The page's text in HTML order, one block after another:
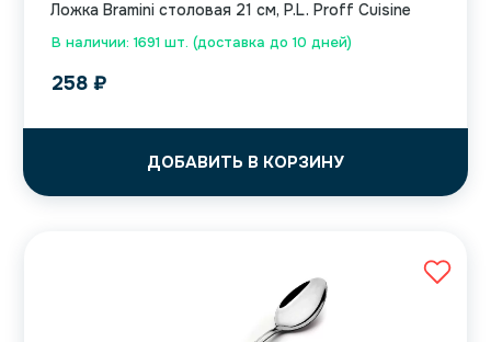
В наличии: 1691 шт. (доставка до 10 дней)
Ложка Bramini столовая 21 см, P.L. Proff Cuisine
258 ₽
ДОБАВИТЬ В КОРЗИНУ